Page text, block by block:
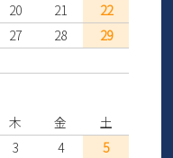
20 21
22
27 28
29
木 金
土
3 4
5